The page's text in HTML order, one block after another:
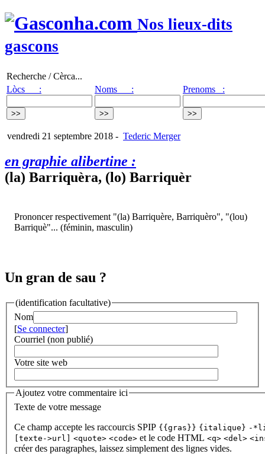
Nos lieux-dits
gascons
Recherche / Cèrca...
Lòcs :
Noms : Prenoms :
vendredi 21 septembre 2018 - Tederic Merger
en graphie alibertine :
(la) Barriquèra, (lo) Barriquèr
Prononcer respectivement "(la) Barriquère, Barriquèro", "(lou)
Barriquè"... (féminin, masculin)
Un gran de sau ?
(identification facultative)
Nom
[Se connecter]
Courriel (non publié)
Votre site web
Ajoutez votre commentaire ici
Texte de votre message
Ce champ accepte les raccourcis SPIP {{gras}} {italique} -
[texte->url] <quote> <code> et le code HTML <q> <del>
créer des paragraphes, laissez simplement des lignes vides.